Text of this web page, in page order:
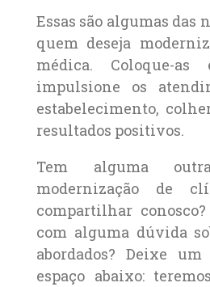
Essas são algumas das
quem deseja
médica. Coloque-
impulsione os
estabelecimento,
resultados positivos.
Tem alguma
modernização de
compartilhar
com alguma dúvida
abordados? Deixe
espaço abaixo: